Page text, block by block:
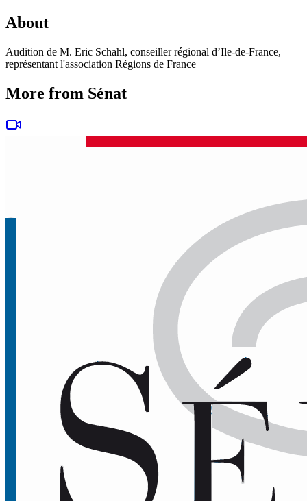
About
Audition de M. Eric Schahl, conseiller régional d’Ile-de-France,
représentant l'association Régions de France
More from Sénat